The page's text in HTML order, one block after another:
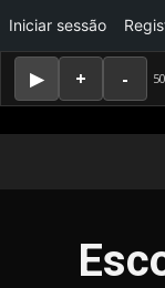
Iniciar sessão